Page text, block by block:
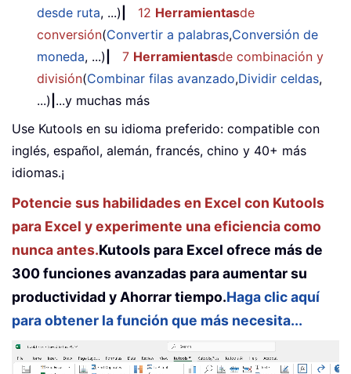
desde ruta, ...) 12 Herramientasde
conversión(Convertir a palabras,Conversión de
moneda, ...) 7 Herramientasde combinación y
división(Combinar filas avanzado,Dividir celdas,
...) ...y muchas más
Use Kutools en su idioma preferido: compatible con
inglés, español, alemán, francés, chino y 40+ más
idiomas.¡
Potencie sus habilidades en Excel con Kutools
para Excel y experimente una eficiencia como
nunca antes.Kutools para Excel ofrece más de
300 funciones avanzadas para aumentar su
productividad y Ahorrar tiempo.Haga clic aquí
para obtener la función que más necesita...